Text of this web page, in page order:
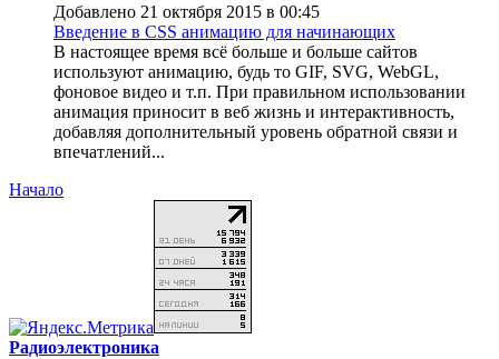
Добавлено 21 октября 2015 в 00:45
Введение в CSS анимацию для начинающих
В настоящее время всё больше и больше сайтов
используют анимацию, будь то GIF, SVG, WebGL,
фоновое видео и т.п. При правильном использовании
анимация приносит в веб жизнь и интерактивность,
добавляя дополнительный уровень обратной связи и
впечатлений...
Начало
Радиоэлектроника